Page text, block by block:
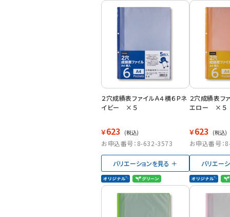
２穴成績表ファイルＡ４横６Ｐネ
イビー ×５
￥623 (税込)
お申込番号：8-632-3573
バリエーションを見る
２穴成績表フ
エロー ×５
￥623 (税込)
お申込番号
バリエー